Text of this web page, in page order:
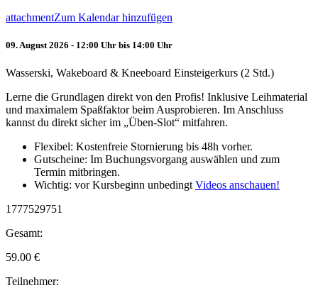
attachmentZum Kalendar hinzufügen
09. August 2026 - 12:00 Uhr bis 14:00 Uhr
Wasserski, Wakeboard & Kneeboard Einsteigerkurs (2 Std.)
Lerne die Grundlagen direkt von den Profis! Inklusive Leihmaterial
und maximalem Spaßfaktor beim Ausprobieren. Im Anschluss
kannst du direkt sicher im „Üben-Slot“ mitfahren.
Flexibel: Kostenfreie Stornierung bis 48h vorher.
Gutscheine: Im Buchungsvorgang auswählen und zum
Termin mitbringen.
Wichtig: vor Kursbeginn unbedingt Videos anschauen!
1777529751
Gesamt:
59.00 €
Teilnehmer: